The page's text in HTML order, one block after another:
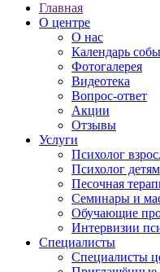
Главная
О центре
О нас
Календарь
Фотогалерея
Видеотека
Вопрос-ответ
Акции
Отзывы
Услуги
Психолог
Психолог детям
Песочная
Семинары и
Обучающие
Интервизии
Специалисты
Специалисты